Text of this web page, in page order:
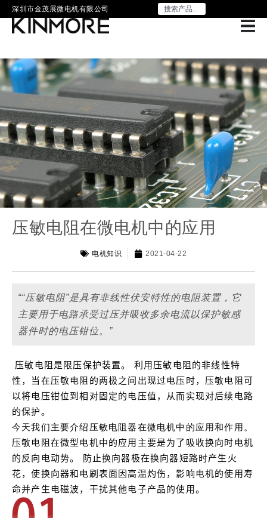
深圳市金茂展微电机有限公司
压敏电阻在微电机中的应用
电机知识 2021-04-22
““压敏电阻”是具有非线性伏安特性的电阻装置，它
主要用于电路承受过压并吸收多余电流以保护敏感
器件时的电压钳位。”
压敏电阻是限压保护装置。
利用压敏电阻的非线性特
性，当在压敏电阻的两极之间出现过电压时，压敏电阻可
以将电压钳位到相对固定的电压值，从而实现对后续电路
的保护。
今天我们主要介绍压敏电阻器在微电机中的应用和作用。
压敏电阻在微型电机中的应用主要是为了吸收换向时电机
的反向电动势。
防止换向器极在换向器短路时产生火
花，使换向器和电刷表面因高温灼伤，影响电机的使用寿
命并产生电磁波，干扰其他电子产品的使用。